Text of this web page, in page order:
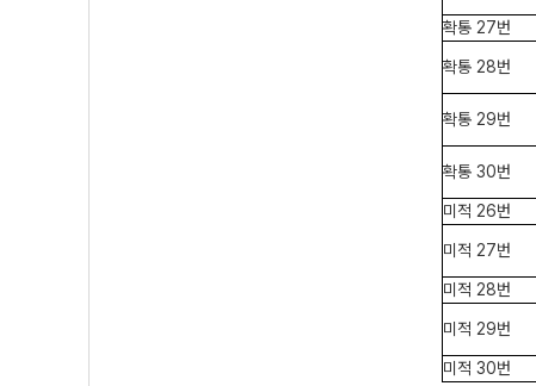
확통 27번
확통 28번
확통 29번
확통 30번
미적 26번
미적 27번
미적 28번
미적 29번
미적 30번